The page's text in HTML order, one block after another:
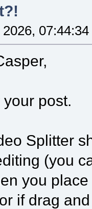
post.
Splitter
(you
you
if drag